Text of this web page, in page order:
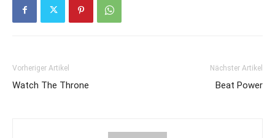
Vorheriger Artikel
Watch The Throne
Nächster Artikel
Beat Power